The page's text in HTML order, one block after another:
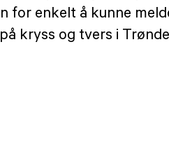
for enkelt å kunne
kryss og tvers i